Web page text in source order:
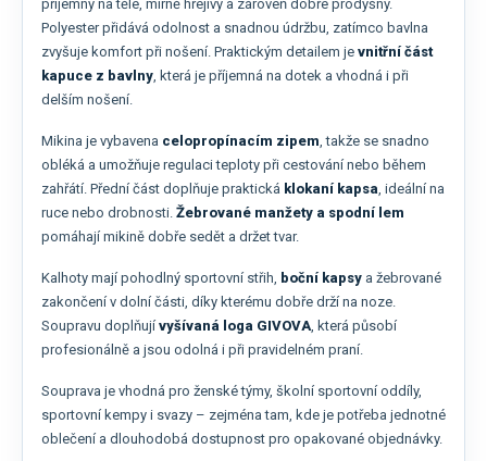
příjemný na těle, mírně hřejivý a zároveň dobře prodyšný.
Polyester přidává odolnost a snadnou údržbu, zatímco bavlna
zvyšuje komfort při nošení. Praktickým detailem je vnitřní část
kapuce z bavlny, která je příjemná na dotek a vhodná i při
delším nošení.
Mikina je vybavena celopropínacím zipem, takže se snadno
obléká a umožňuje regulaci teploty při cestování nebo během
zahřátí. Přední část doplňuje praktická klokaní kapsa, ideální na
ruce nebo drobnosti. Žebrované manžety a spodní lem
pomáhají mikině dobře sedět a držet tvar.
Kalhoty mají pohodlný sportovní střih, boční kapsy a žebrované
zakončení v dolní části, díky kterému dobře drží na noze.
Soupravu doplňují vyšívaná loga GIVOVA, která působí
profesionálně a jsou odolná i při pravidelném praní.
Souprava je vhodná pro ženské týmy, školní sportovní oddíly,
sportovní kempy i svazy – zejména tam, kde je potřeba jednotné
oblečení a dlouhodobá dostupnost pro opakované objednávky.